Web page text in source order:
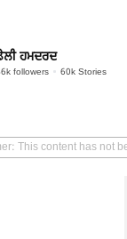
ਹਮਦਰਦ
followers 60k Stories
: This content has not